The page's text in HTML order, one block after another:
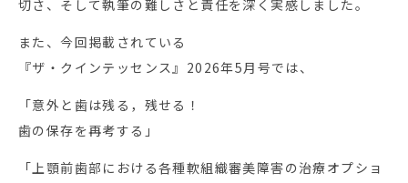
切さ、そして執筆の難しさと責任を深く実感しました。
また、今回掲載されている
『ザ・クインテッセンス』2026年5月号では、
「意外と歯は残る，残せる！
歯の保存を再考する」
「上顎前歯部における各種軟組織審美障害の治療オプショ